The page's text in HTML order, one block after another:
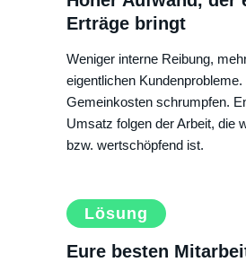
Erträge bringt
Weniger interne Reibung,
eigentlichen Kundenprobleme.
Gemeinkosten schrumpfen.
Umsatz folgen der Arbeit, die
bzw. wertschöpfend ist.
Lösung
Eure besten